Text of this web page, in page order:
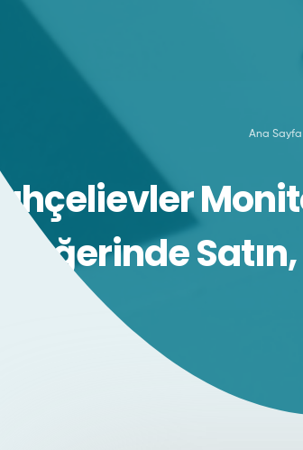
Ana Sayfa
Bahçelievler
Değerinde